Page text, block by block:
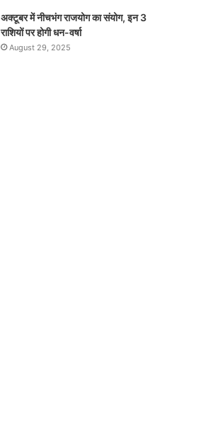
अक्टूबर में नीचभंग राजयोग का संयोग, इन 3
राशियों पर होगी धन-वर्षा
August 29, 2025